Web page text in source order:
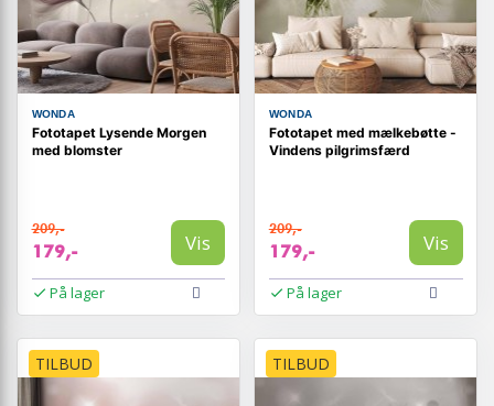
WONDA
Fototapet Lysende Morgen
med blomster
209,-
179,- Vis
På lager
WONDA
Fototapet med mælkebøtte -
Vindens pilgrimsfærd
209,-
179,- Vis
På lager
TILBUD TILBUD